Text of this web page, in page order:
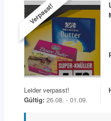
Verpasst!
Leider verpasst!
Gültig: 26.08. - 01.09.